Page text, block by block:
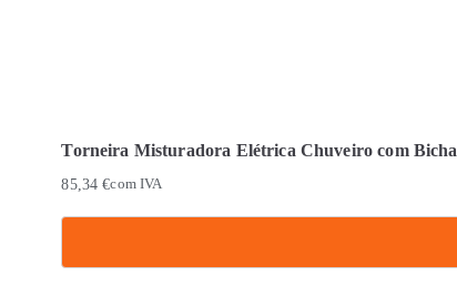
Torneira Misturadora Elétrica Chuveiro com Bicha
85,34€com IVA